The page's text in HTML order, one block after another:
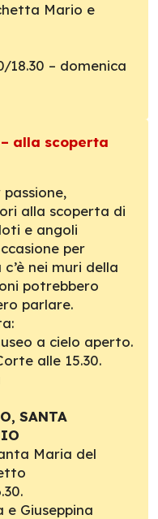
Mario e
18.30 – domenica
– alla scoperta
alla scoperta di
e angoli
per
nei muri della
potrebbero
parlare.
a cielo aperto.
alle 15.30.
SANTA
Maria del
Giuseppina